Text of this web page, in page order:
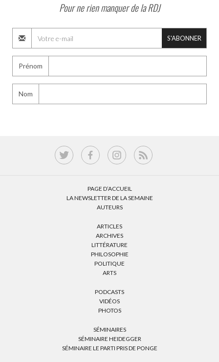
Pour ne rien manquer de la RDJ
S'ABONNER
Prénom
Nom
PAGE D’ACCUEIL
LA NEWSLETTER DE LA SEMAINE
AUTEURS
ARTICLES
ARCHIVES
LITTÉRATURE
PHILOSOPHIE
POLITIQUE
ARTS
PODCASTS
VIDÉOS
PHOTOS
SÉMINAIRES
SÉMINAIRE HEIDEGGER
SÉMINAIRE LE PARTI PRIS DE PONGE